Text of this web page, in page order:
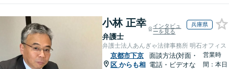
小林 正幸
弁護士
インタビュ
ーを見る
兵庫県
弁護士法人あんぎゃ法律事務所 明石オフィス
京都市下京
区 からも相
面談方法(対面・
電話・ビデオな
営業時
間：本日